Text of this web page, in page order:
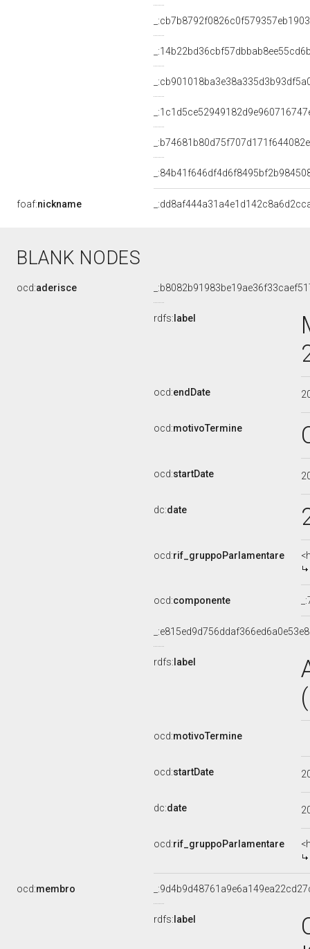
foaf:nickname
BLANK NODES
ocd:aderisce
rdfs: label
ocd:endDate
ocd:motivoTermine
ocd:startDate
dc:date
ocd:rif_gruppoParlamentare
ocd:componente
rdfs: label
ocd:motivoTermine
ocd:startDate
dc:date
ocd:rif_gruppoParlamentare
ocd:membro
rdfs: label